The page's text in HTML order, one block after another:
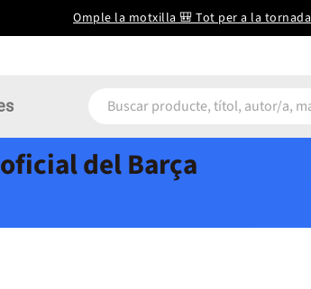
Omple la motxilla 🎒 Tot per a la tornada
del Barça